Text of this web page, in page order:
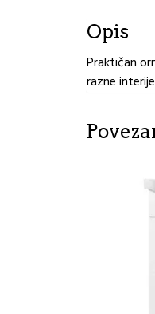
Opis
Praktičan
razne